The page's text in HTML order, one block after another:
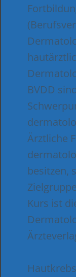
BVDD
Ärztliche
besitzen,
Kurs ist